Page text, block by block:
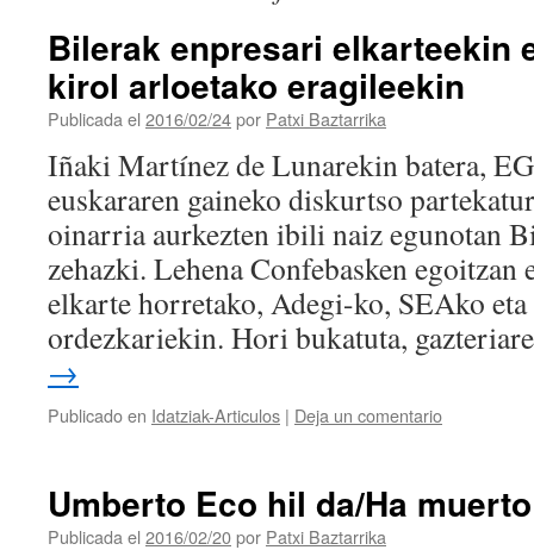
Bilerak enpresari elkarteekin
kirol arloetako eragileekin
Publicada el 2016/02/24por Patxi Baztarrika
Iñaki Martínez de Lunarekin batera,
euskararen gaineko diskurtso
oinarria aurkezten ibili naiz egunotan
zehazki. Lehena Confebasken egoitzan
elkarte horretako, Adegi-ko, SEAko eta
ordezkariekin. Hori bukatuta,
→
Publicado en Idatziak-Articulos | Deja un comentario
Umberto Eco hil da/Ha
Publicada el 2016/02/20por Patxi Baztarrika